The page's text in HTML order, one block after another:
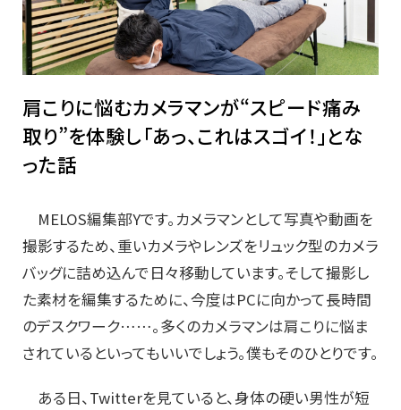
肩こりに悩むカメラマンが“スピード痛み
取り”を体験し「あっ、これはスゴイ！」とな
った話
MELOS編集部Yです。カメラマンとして写真や動画を
撮影するため、重いカメラやレンズをリュック型のカメラ
バッグに詰め込んで日々移動しています。そして撮影し
た素材を編集するために、今度はPCに向かって長時間
のデスクワーク……。多くのカメラマンは肩こりに悩ま
されているといってもいいでしょう。僕もそのひとりです。
ある日、Twitterを見ていると、身体の硬い男性が短